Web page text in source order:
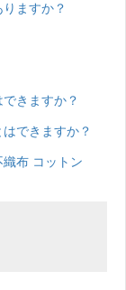
ますか？
きますか？
できますか？
布 コットン